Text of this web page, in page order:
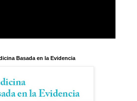
Basada en la Evidencia